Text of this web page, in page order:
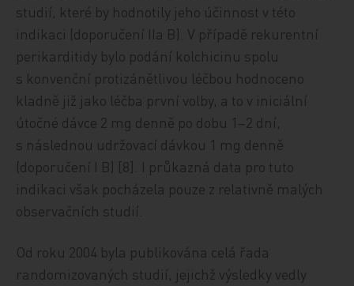
studií, které by hodnotily jeho účinnost v této
indikaci (doporučení IIa B). V případě rekurentní
perikarditidy bylo podání kolchicinu spolu
s konvenční protizánětlivou léčbou hodnoceno
kladně již jako léčba první volby, a to v iniciální
útočné dávce 2 mg denně po dobu 1–2 dní,
s následnou udržovací dávkou 1 mg denně
(doporučení I B) [8]. I průkazná data pro tuto
indikaci však pocházela pouze z relativně malých
observačních studií.
Od roku 2004 byla publikována celá řada
randomizovaných studií, jejichž výsledky vedly